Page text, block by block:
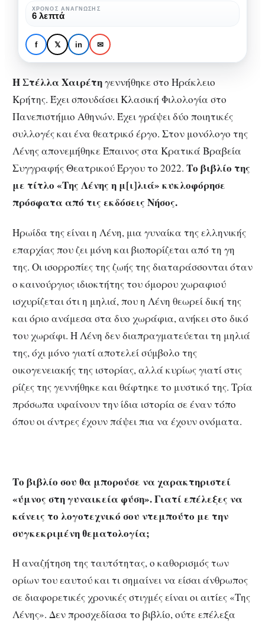
ΣΥΓΓΡΑΦΕΊΣ
Στέλλα Χαιρέτη: “Ελπίζω η
Λένη με τη μ[ι]λιά της να
συμμετέχει στη φεμινιστική
συζήτηση”.
Λένη
τη
μ[ι]λιά
να
συμμετέχει
στη
φεμινιστική
συζήτηση”.
ΧΡΌΝΟΣ ΑΝΆΓΝΩΣΗΣ
6 λεπτά
f 𝕏 in ✉
Η Στέλλα Χαιρέτηγεννήθηκε στο Ηράκλειο
Κρήτης. Έχει σπουδάσει Κλασική Φιλολογία στο
Πανεπιστήμιο Αθηνών. Έχει γράψει δύο ποιητικές
συλλογές και ένα θεατρικό έργο. Στον μονόλογο της
Λένης απονεμήθηκε Έπαινος στα Κρατικά Βραβεία
Συγγραφής Θεατρικού Έργου το 2022. Το βιβλίο της
με τίτλο «Της Λένης η μ[ι]λιά» κυκλοφόρησε
πρόσφατα από τις εκδόσεις Νήσος.
Ηρωίδα της είναι η Λένη, μια γυναίκα της ελληνικής
επαρχίας που ζει μόνη και βιοπορίζεται από τη γη
της. Οι ισορροπίες της ζωής της διαταράσσονται όταν
ο καινούργιος ιδιοκτήτης του όμορου χωραφιού
ισχυρίζεται ότι η μηλιά, που η Λένη θεωρεί δική της
και όριο ανάμεσα στα δυο χωράφια, ανήκει στο δικό
του χωράφι. Η Λένη δεν διαπραγματεύεται τη μηλιά
της, όχι μόνο γιατί αποτελεί σύμβολο της
οικογενειακής της ιστορίας, αλλά κυρίως γιατί στις
ρίζες της γεννήθηκε και θάφτηκε το μυστικό της. Τρία
πρόσωπα υφαίνουν την ίδια ιστορία σε έναν τόπο
όπου οι άντρες έχουν πάψει πια να έχουν ονόματα.
Το βιβλίο σου θα μπορούσε να χαρακτηριστεί
«ύμνος στη γυναικεία φύση». Γιατί επέλεξες να
κάνεις το λογοτεχνικό σου ντεμπούτο με την
συγκεκριμένη θεματολογία;
Η αναζήτηση της ταυτότητας, ο καθορισμός των
ορίων του εαυτού και τι σημαίνει να είσαι άνθρωπος
σε διαφορετικές χρονικές στιγμές είναι οι αιτίες «Της
Λένης». Δεν προσχεδίασα το βιβλίο, ούτε επέλεξα